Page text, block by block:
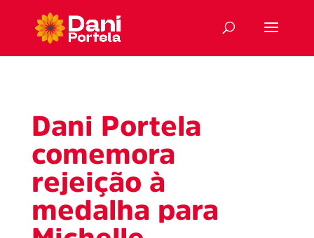
Dani Portela
comemora
rejeição à
medalha para